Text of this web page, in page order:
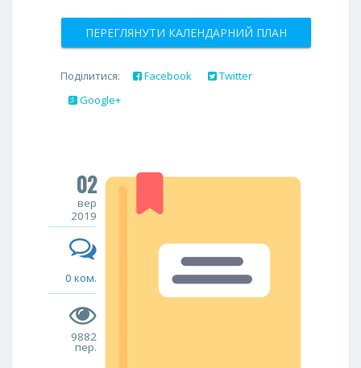
ПЕРЕГЛЯНУТИ КАЛЕНДАРНИЙ ПЛАН
Поділитися: Facebook
Twitter
Google+
02
вер
2019
0 ком.
9882
пер.